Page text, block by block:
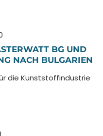
BG UND
NACH BULGARIEN
die Kunststoffindustrie